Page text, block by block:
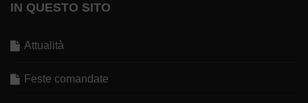
IN QUESTO SITO
Attualità
Feste comandate